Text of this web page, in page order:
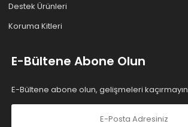
Destek Ürünleri
Koruma Kitleri
E-Bültene Abone Olun
E-Bültene abone olun, gelişmeleri kaçırmayın